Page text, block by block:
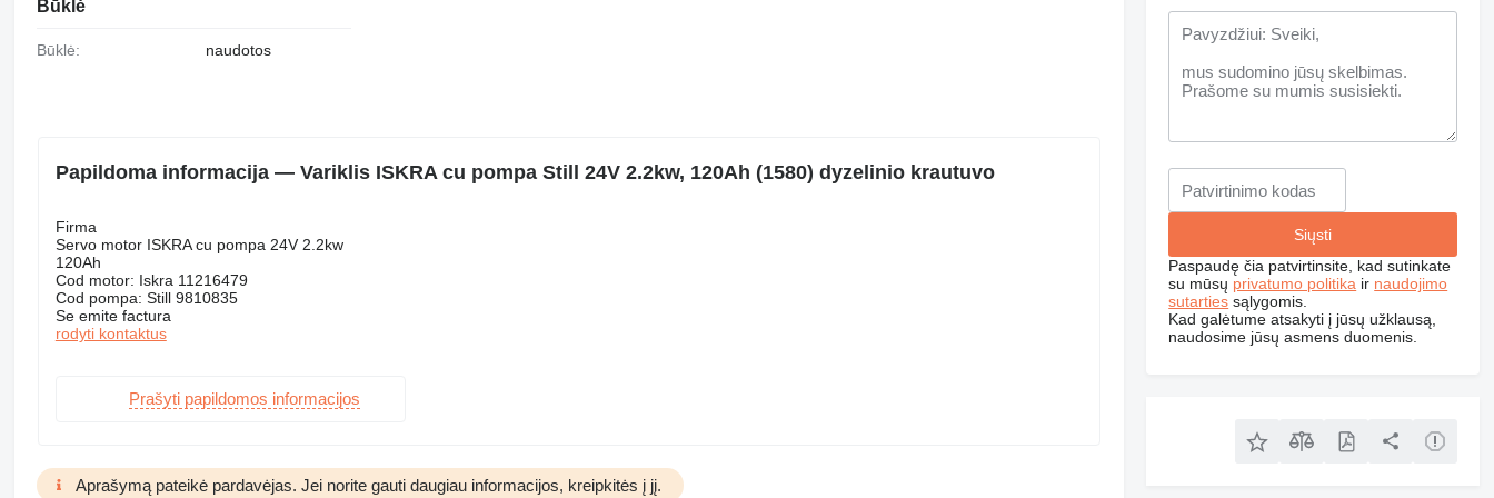
Būklė
Būklė: naudotos
Papildoma informacija — Variklis ISKRA cu pompa Still 24V 2.2kw, 120Ah (1580) dyzelinio krautuvo
Firma
Servo motor ISKRA cu pompa 24V 2.2kw
120Ah
Cod motor: Iskra 11216479
Cod pompa: Still 9810835
Se emite factura
rodyti kontaktus
Prašyti papildomos informacijos
Aprašymą pateikė pardavėjas. Jei norite gauti daugiau informacijos, kreipkitės į jį.
Paspaudę čia patvirtinsite, kad sutinkate
su mūsų privatumo politika ir naudojimo
sutarties sąlygomis.
Kad galėtume atsakyti į jūsų užklausą,
naudosime jūsų asmens duomenis.